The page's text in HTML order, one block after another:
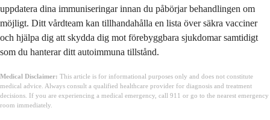
uppdatera dina immuniseringar innan du påbörjar behandlingen om
möjligt. Ditt vårdteam kan tillhandahålla en lista över säkra vacciner
och hjälpa dig att skydda dig mot förebyggbara sjukdomar samtidigt
som du hanterar ditt autoimmuna tillstånd.
Medical Disclaimer: This article is for informational purposes only and does not constitute
medical advice. Always consult a qualified healthcare provider for diagnosis and treatment
decisions. If you are experiencing a medical emergency, call 911 or go to the nearest emergency
room immediately.